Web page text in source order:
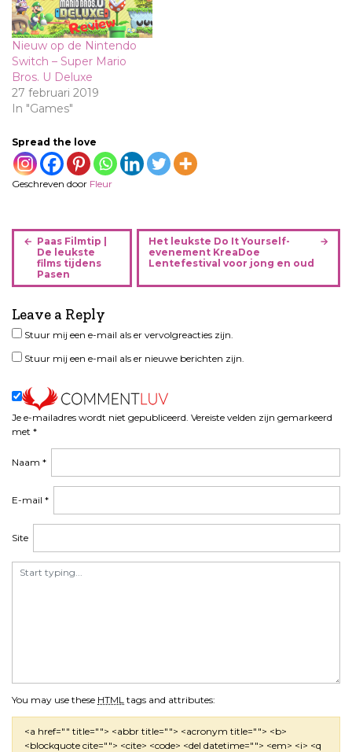
Nieuw op de Nintendo
Switch – Super Mario
Bros. U Deluxe
27 februari 2019
In "Games"
Spread the love
Geschreven door Fleur
B
i
c
h
t
n
v
g
t
e
Paas Filmtip |
De leukste
films tijdens
Pasen
Het leukste Do It Yourself-
evenement KreaDoe
Lentefestival voor jong en oud
Leave a Reply
Je e-mailadres wordt niet gepubliceerd. Vereiste velden zijn gemarkeerd
met *
You may use these HTML tags and attributes:
<a href="" title=""> <abbr title=""> <acronym title=""> <b>
<blockquote cite=""> <cite> <code> <del datetime=""> <em> <i> <q
Naam *
E-mail *
Site
Stuur mij een e-mail als er vervolgreacties zijn.
Stuur mij een e-mail als er nieuwe berichten zijn.